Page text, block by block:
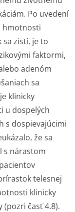
Po uvedení
hmotnosti
zistí, je to
faktormi,
adenóm
sa
klinicky
u dospelých
s dospievajúcimi
že sa
s nárastom
telesnej
klinicky
(pozri časť 4.8).